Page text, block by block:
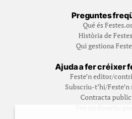
Preguntes
Qué és
Història de
Qui gestiona
Ajuda a fer créixer
Feste’n editor/
Subscriu-t’hi/Feste’n
Contracta